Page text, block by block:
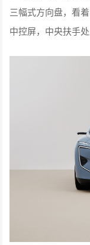
三幅式方向盘，看
中控屏，中央扶手